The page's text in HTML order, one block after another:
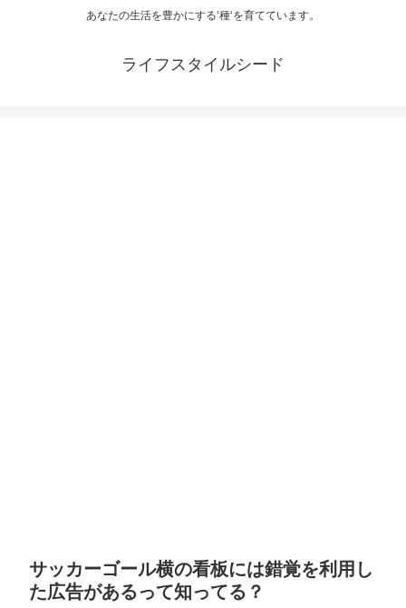
あなたの生活を豊かにする‘種‘を育てています。
ライフスタイルシード
サッカーゴール横の看板には錯覚を利用し
た広告があるって知ってる？